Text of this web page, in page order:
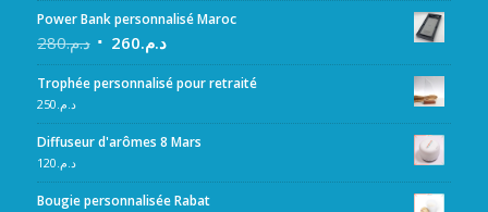
Power Bank personnalisé Maroc
د.م.280 د.م.260
Trophée personnalisé pour retraité
د.م.250
Diffuseur d'arômes 8 Mars
د.م.120
Bougie personnalisée Rabat